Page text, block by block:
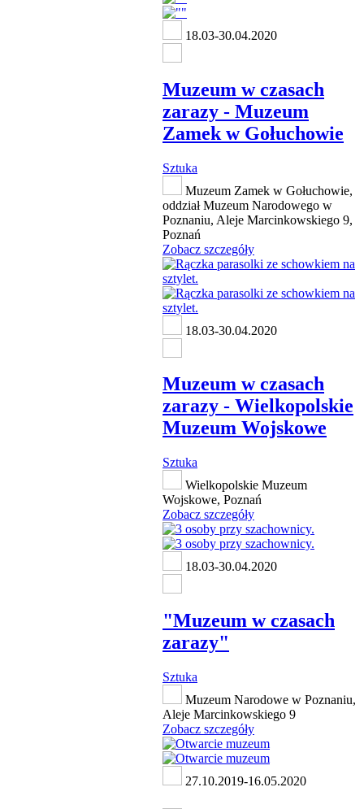
18.03-30.04.2020
Muzeum w czasach
zarazy - Muzeum
Zamek w Gołuchowie
Sztuka
Muzeum Zamek w Gołuchowie,
oddział Muzeum Narodowego w
Poznaniu, Aleje Marcinkowskiego 9,
Poznań
Zobacz szczegóły
18.03-30.04.2020
Muzeum w czasach
zarazy - Wielkopolskie
Muzeum Wojskowe
Sztuka
Wielkopolskie Muzeum
Wojskowe, Poznań
Zobacz szczegóły
18.03-30.04.2020
"Muzeum w czasach
zarazy"
Sztuka
Muzeum Narodowe w Poznaniu,
Aleje Marcinkowskiego 9
Zobacz szczegóły
27.10.2019-16.05.2020